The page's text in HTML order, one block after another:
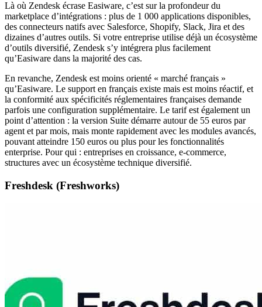
Là où Zendesk écrase Easiware, c’est sur la profondeur du
marketplace d’intégrations : plus de 1 000 applications disponibles,
des connecteurs natifs avec Salesforce, Shopify, Slack, Jira et des
dizaines d’autres outils. Si votre entreprise utilise déjà un écosystème
d’outils diversifié, Zendesk s’y intégrera plus facilement
qu’Easiware dans la majorité des cas.
En revanche, Zendesk est moins orienté « marché français »
qu’Easiware. Le support en français existe mais est moins réactif, et
la conformité aux spécificités réglementaires françaises demande
parfois une configuration supplémentaire. Le tarif est également un
point d’attention : la version Suite démarre autour de 55 euros par
agent et par mois, mais monte rapidement avec les modules avancés,
pouvant atteindre 150 euros ou plus pour les fonctionnalités
enterprise. Pour qui : entreprises en croissance, e-commerce,
structures avec un écosystème technique diversifié.
Freshdesk (Freshworks)